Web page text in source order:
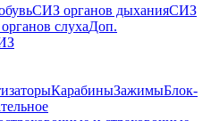
СИЗ органов дыханияСИЗ
слухаДоп.
КарабиныЗажимыБлок-